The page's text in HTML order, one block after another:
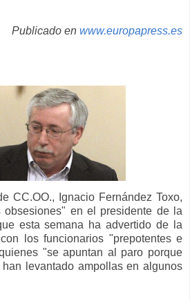
Publicado en www.europapress.es
CC.OO., Ignacio Fernández Toxo,
obsesiones" en el presidente de la
esta semana ha advertido de la
los funcionarios "prepotentes e
"se apuntan al paro porque
levantado ampollas en algunos